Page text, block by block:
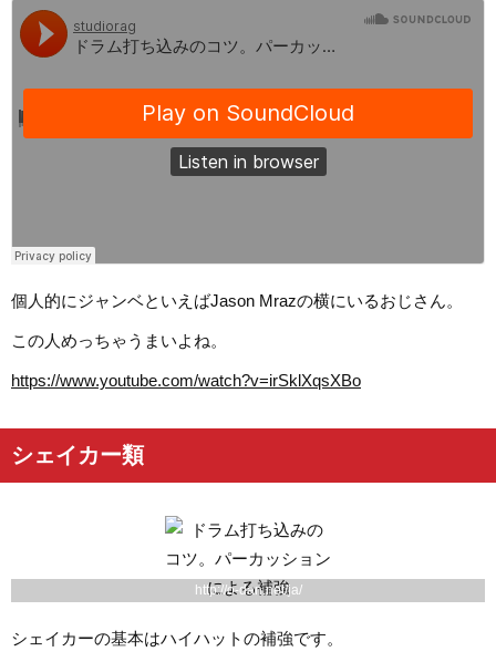
個人的にジャンベといえばJason Mrazの横にいるおじさん。
この人めっちゃうまいよね。
https://www.youtube.com/watch?v=irSklXqsXBo
シェイカー類
http://o-dan.net/ja/
シェイカーの基本はハイハットの補強です。